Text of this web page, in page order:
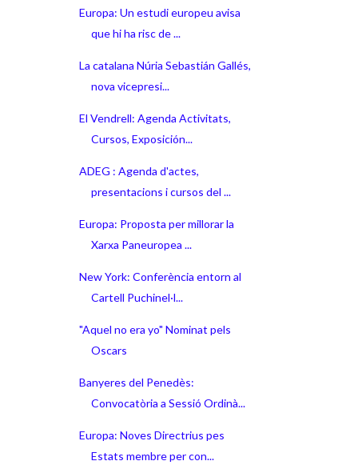
Europa: Un estudi europeu avisa
que hi ha risc de ...
La catalana Núria Sebastián Gallés,
nova vicepresi...
El Vendrell: Agenda Activitats,
Cursos, Exposición...
ADEG : Agenda d'actes,
presentacions i cursos del ...
Europa: Proposta per millorar la
Xarxa Paneuropea ...
New York: Conferència entorn al
Cartell Puchinel·l...
"Aquel no era yo" Nominat pels
Oscars
Banyeres del Penedès:
Convocatòria a Sessió Ordinà...
Europa: Noves Directrius pes
Estats membre per con...